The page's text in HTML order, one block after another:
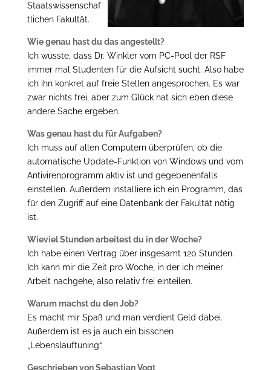
Staatswissenschaf
tlichen Fakultät.
Wie genau hast du das angestellt?
Ich wusste, dass Dr. Winkler vom PC-Pool der RSF
immer mal Studenten für die Aufsicht sucht. Also habe
ich ihn konkret auf freie Stellen angesprochen. Es war
zwar nichts frei, aber zum Glück hat sich eben diese
andere Sache ergeben.
Was genau hast du für Aufgaben?
Ich muss auf allen Computern überprüfen, ob die
automatische Update-Funktion von Windows und vom
Antivirenprogramm aktiv ist und gegebenenfalls
einstellen. Außerdem installiere ich ein Programm, das
für den Zugriff auf eine Datenbank der Fakultät nötig
ist.
Wieviel Stunden arbeitest du in der Woche?
Ich habe einen Vertrag über insgesamt 120 Stunden.
Ich kann mir die Zeit pro Woche, in der ich meiner
Arbeit nachgehe, also relativ frei einteilen.
Warum machst du den Job?
Es macht mir Spaß und man verdient Geld dabei.
Außerdem ist es ja auch ein bisschen
„Lebenslauftuning“.
Geschrieben von Sebastian Vogt